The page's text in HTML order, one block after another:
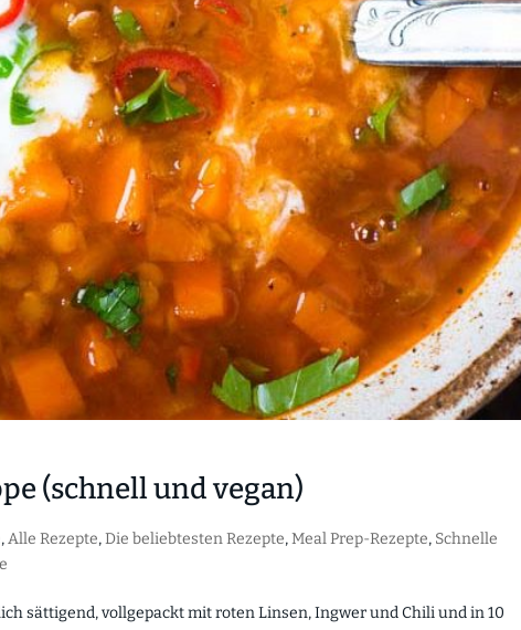
(schnell und vegan)
,Alle Rezepte,Die beliebtesten Rezepte,Meal Prep-Rezepte, Schnelle
sättigend, vollgepackt mit roten Linsen, Ingwer und Chili und in 10